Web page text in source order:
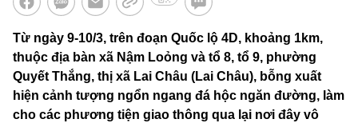
Từ ngày 9-10/3, trên đoạn Quốc lộ 4D, khoảng 1km,
thuộc địa bàn xã Nậm Loỏng và tổ 8, tổ 9, phường
Quyết Thắng, thị xã Lai Châu (Lai Châu), bỗng xuất
hiện cảnh tượng ngổn ngang đá hộc ngăn đường, làm
cho các phương tiện giao thông qua lại nơi đây vô